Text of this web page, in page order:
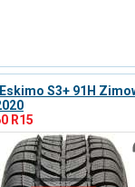
S3+ 91H
R15